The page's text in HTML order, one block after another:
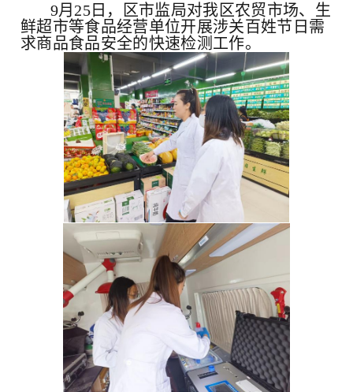
9月25日 ，区市监局对我区农贸市场、生
鲜超市等食品经营单位开展涉关百姓节日需
求商品食品安全的快速检测工作。